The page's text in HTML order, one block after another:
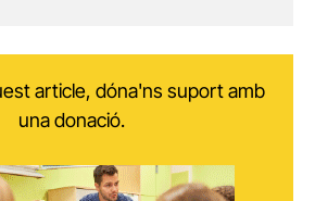
article, dóna'ns suport amb
una donació.